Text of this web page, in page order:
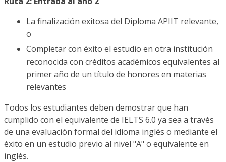
La finalización exitosa del Diploma APIIT relevante,
o
Completar con éxito el estudio en otra institución
reconocida con créditos académicos equivalentes al
primer año de un título de honores en materias
relevantes
Todos los estudiantes deben demostrar que han
cumplido con el equivalente de IELTS 6.0 ya sea a través
de una evaluación formal del idioma inglés o mediante el
éxito en un estudio previo al nivel "A" o equivalente en
inglés.